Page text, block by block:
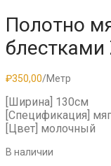
Полотно
блестками
₽350,00/Метр
[Ширина] 130см
[Спецификация]
[Цвет] молочный
В наличии